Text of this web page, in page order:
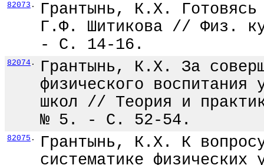
82073 .
Грантынь, К.Х.
Г.Ф. Шитикова // Физ.
- С. 14-16.
82074 .
Грантынь, К.Х. За
физического воспитания
школ // Теория и
№ 5. - С. 52-54.
82075 .
Грантынь, К.Х. К
систематике физических